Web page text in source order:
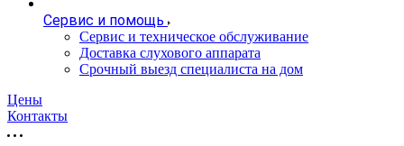
Сервис и помощь
Сервис и техническое обслуживание
Доставка слухового аппарата
Срочный выезд специалиста на дом
Цены
Контакты